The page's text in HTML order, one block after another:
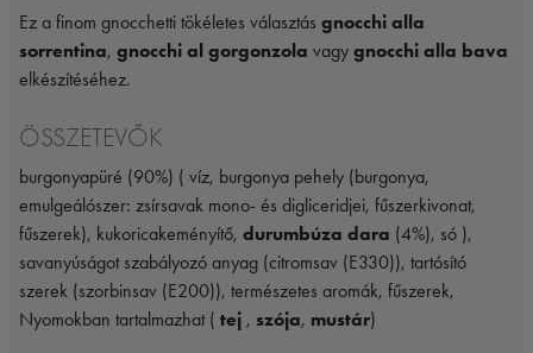
Ez a finom gnocchetti tökéletes választás gnocchi alla
sorrentina, gnocchi al gorgonzola vagy gnocchi alla bava
elkészítéséhez.
ÖSSZETEVŐK
burgonyapüré (90%) ( víz, burgonya pehely (burgonya,
emulgeálószer: zsírsavak mono- és digliceridjei, fűszerkivonat,
fűszerek), kukoricakeményítő, durumbúza dara (4%), só ),
savanyúságot szabályozó anyag (citromsav (E330)), tartósító
szerek (szorbinsav (E200)), természetes aromák, fűszerek,
Nyomokban tartalmazhat ( tej , szója, mustár)